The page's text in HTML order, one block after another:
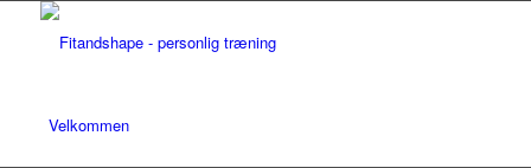
Velkommen